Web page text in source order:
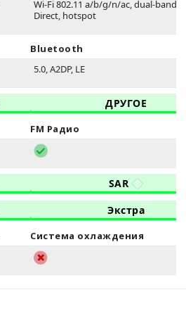
Wi-Fi 802.11 a/b/g/n/ac, dual-band,
Direct, hotspot
Bluetooth
5.0, A2DP, LE
ДРУГОЕ
FM Радио
SAR
Экстра
Система охлаждения